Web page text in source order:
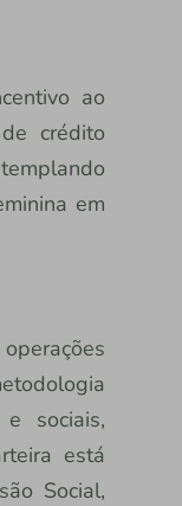
ao
crédito
em
sociais,
está
Social,